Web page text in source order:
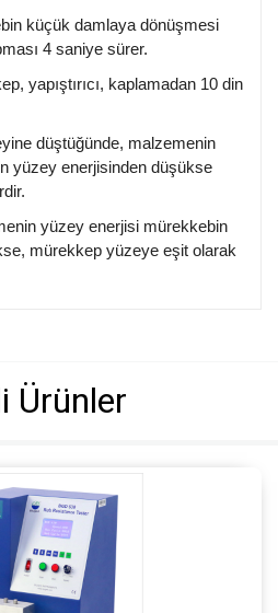
küçük damlaya dönüşmesi
4 saniye sürer.
yapıştırıcı, kaplamadan 10 din
düştüğünde, malzemenin
yüzey enerjisinden düşükse
yüzey enerjisi mürekkebin
mürekkep yüzeye eşit olarak
Ürünler